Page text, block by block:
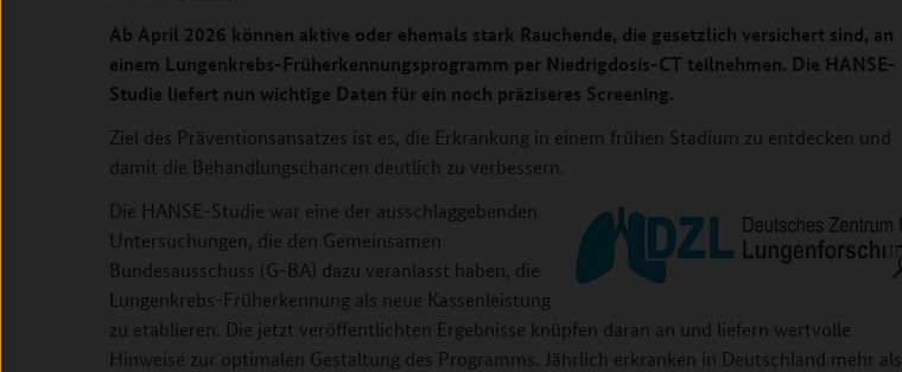
Ab April 2026 können aktive oder ehemals stark Rauchende, die gesetzlich versichert sind, an
einem Lungenkrebs-Früherkennungsprogramm per Niedrigdosis-CT teilnehmen. Die HANSE-
Studie liefert nun wichtige Daten für ein noch präziseres Screening.
Ziel des Präventionsansatzes ist es, die Erkrankung in einem frühen Stadium zu entdecken und
damit die Behandlungschancen deutlich zu verbessern.
Die HANSE-Studie war eine der ausschlaggebenden
Untersuchungen, die den Gemeinsamen
Bundesausschuss (G-BA) dazu veranlasst haben, die
Lungenkrebs-Früherkennung als neue Kassenleistung
zu etablieren. Die jetzt veröffentlichten Ergebnisse knüpfen daran an und liefern wertvolle
Hinweise zur optimalen Gestaltung des Programms. Jährlich erkranken in Deutschland mehr als